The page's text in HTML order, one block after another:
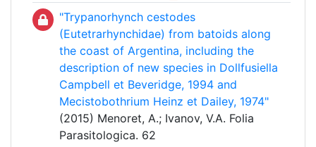
"Trypanorhynch cestodes
(Eutetrarhynchidae) from batoids along
the coast of Argentina, including the
description of new species in Dollfusiella
Campbell et Beveridge, 1994 and
Mecistobothrium Heinz et Dailey, 1974"
(2015) Menoret, A.; Ivanov, V.A. Folia
Parasitologica. 62